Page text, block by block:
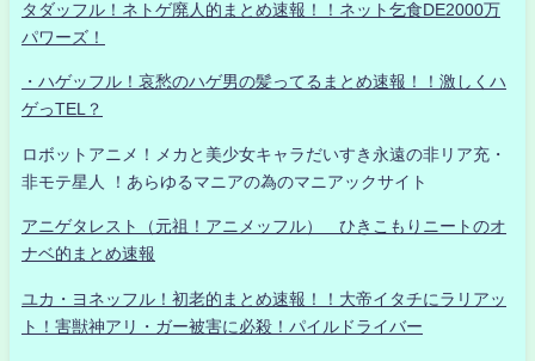
タダッフル！ネトゲ廃人的まとめ速報！！ネット乞食DE2000万
パワーズ！
・ハゲッフル！哀愁のハゲ男の髪ってるまとめ速報！！激しくハ
ゲっTEL？
ロボットアニメ！メカと美少女キャラだいすき永遠の非リア充・
非モテ星人 ！あらゆるマニアの為のマニアックサイト
アニゲタレスト（元祖！アニメッフル） ひきこもりニートのオ
ナベ的まとめ速報
ユカ・ヨネッフル！初老的まとめ速報！！大帝イタチにラリアッ
ト！害獣神アリ・ガー被害に必殺！パイルドライバー